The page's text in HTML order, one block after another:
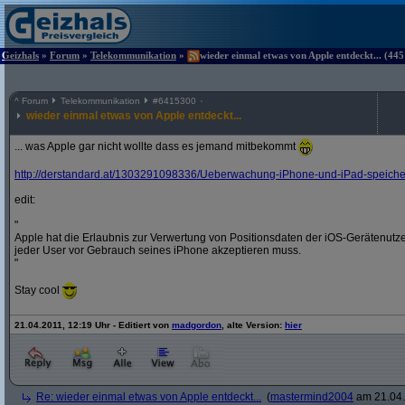
Geizhals » Forum » Telekommunikation » wieder einmal etwas von Apple entdeckt...
^ Forum Telekommunikation #6415300
wieder einmal etwas von Apple entdeckt...
... was Apple gar nicht wollte dass es jemand mitbekommt
http://derstandard.at/1303291098336/Ueberwachung-iPhone-und-iPad-
edit:
"
Apple hat die Erlaubnis zur Verwertung von Positionsdaten der iOS-
jeder User vor Gebrauch seines iPhone akzeptieren muss.
"
Stay cool
21.04.2011, 12:19 Uhr - Editiert von madgordon , alte Version: hier
Re: wieder einmal etwas von Apple entdeckt... (mastermind2004 am